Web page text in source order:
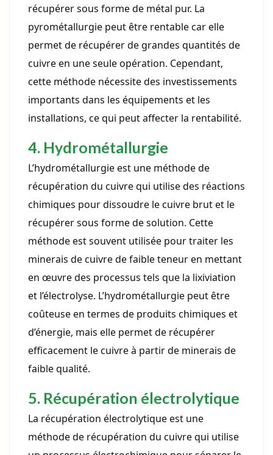
récupérer sous forme de métal pur. La
pyrométallurgie peut être rentable car elle
permet de récupérer de grandes quantités de
cuivre en une seule opération. Cependant,
cette méthode nécessite des investissements
importants dans les équipements et les
installations, ce qui peut affecter la rentabilité.
4. Hydrométallurgie
L’hydrométallurgie est une méthode de
récupération du cuivre qui utilise des réactions
chimiques pour dissoudre le cuivre brut et le
récupérer sous forme de solution. Cette
méthode est souvent utilisée pour traiter les
minerais de cuivre de faible teneur en mettant
en œuvre des processus tels que la lixiviation
et l’électrolyse. L’hydrométallurgie peut être
coûteuse en termes de produits chimiques et
d’énergie, mais elle permet de récupérer
efficacement le cuivre à partir de minerais de
faible qualité.
5. Récupération électrolytique
La récupération électrolytique est une
méthode de récupération du cuivre qui utilise